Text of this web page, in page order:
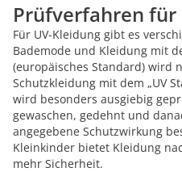
Prüfverfahren für
Für UV-Kleidung gibt es
Bademode und Kleidung mit
(europäisches Standard) wird
Schutzkleidung mit dem „UV
wird besonders ausgiebig
gewaschen, gedehnt und
angegebene Schutzwirkung
Kleinkinder bietet Kleidung
mehr Sicherheit.